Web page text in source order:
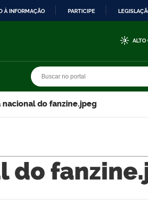
À INFORMAÇÃO PARTICIPE
ALTO
nacional do fanzine.jpeg
do